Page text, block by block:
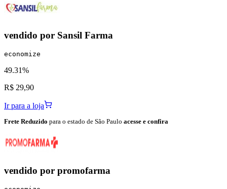
vendido por Sansil Farma
economize
49.31%
R$ 29,90
Ir para a loja
Frete Reduzido para o estado de São Paulo acesse e confira
vendido por promofarma